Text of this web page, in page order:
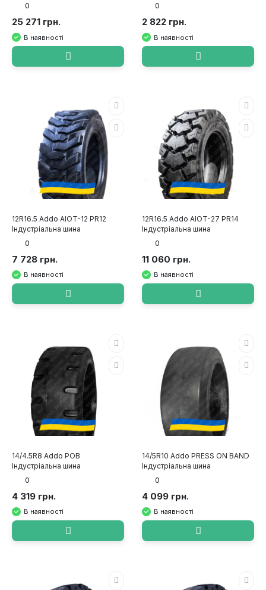
0
25 271 грн.
В наявності
0
2 822 грн.
В наявності
12R16.5 Addo AIOT-12 PR12
Індустріальна шина
0
7 728 грн.
В наявності
12R16.5 Addo AIOT-27 PR14
Індустріальна шина
0
11 060 грн.
В наявності
14/4.5R8 Addo POB
Індустріальна шина
0
4 319 грн.
В наявності
14/5R10 Addo PRESS ON BAND
Індустріальна шина
0
4 099 грн.
В наявності